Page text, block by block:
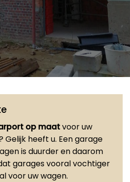
op maatvoor uw
Gelijk heeft u. Een garage
is duurder en daarom
garages vooral vochtiger
voor uw wagen.